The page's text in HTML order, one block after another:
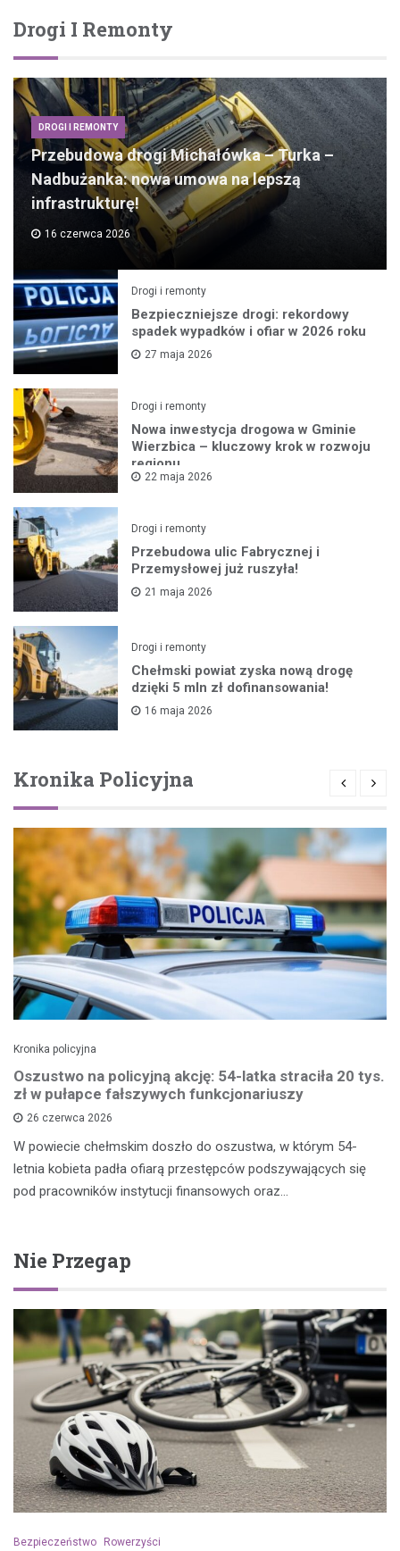
Drogi I Remonty
DROGI I REMONTY
Przebudowa drogi Michałówka – Turka –
Nadbużanka: nowa umowa na lepszą
infrastrukturę!
16 czerwca 2026
Drogi i remonty
Bezpieczniejsze drogi: rekordowy
spadek wypadków i ofiar w 2026 roku
27 maja 2026
Drogi i remonty
Nowa inwestycja drogowa w Gminie
Wierzbica – kluczowy krok w rozwoju
regionu
22 maja 2026
Drogi i remonty
Przebudowa ulic Fabrycznej i
Przemysłowej już ruszyła!
21 maja 2026
Drogi i remonty
Chełmski powiat zyska nową drogę
dzięki 5 mln zł dofinansowania!
16 maja 2026
Kronika Policyjna
Kronika policyjna
Oszustwo na policyjną akcję: 54-latka straciła 20 tys.
zł w pułapce fałszywych funkcjonariuszy
26 czerwca 2026
W powiecie chełmskim doszło do oszustwa, w którym 54-
letnia kobieta padła ofiarą przestępców podszywających się
pod pracowników instytucji finansowych oraz…
Nie Przegap
Bezpieczeństwo Rowerzyści